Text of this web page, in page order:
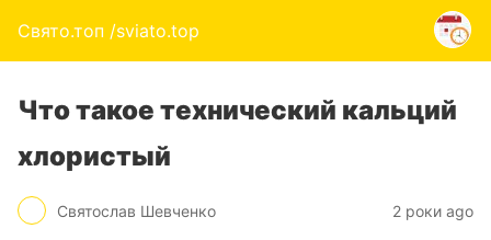
Свято.топ /sviato.top
Что такое технический кальций
хлористый
Святослав Шевченко 2 роки ago